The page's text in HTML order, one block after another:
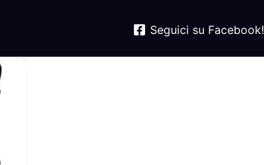
Seguici su Facebook!